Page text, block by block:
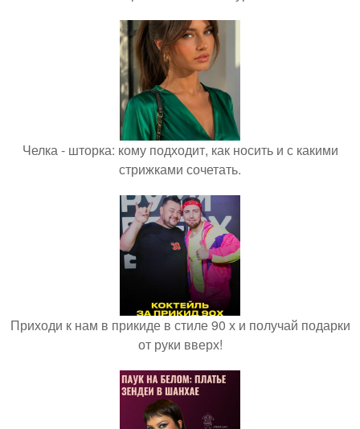
Челка - шторка: кому подходит, как носить и с какими
стрижками сочетать.
Приходи к нам в прикиде в стиле 90 х и получай подарки
от руки вверх!